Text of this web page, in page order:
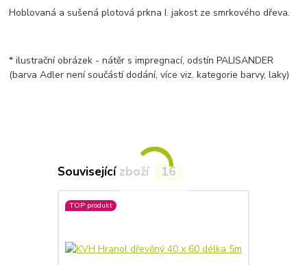
Hoblovaná a sušená plotová prkna I. jakost ze smrkového dřeva.
* ilustrační obrázek - nátěr s impregnací, odstín PALISANDER
(barva Adler není součástí dodání, více viz. kategorie barvy, laky)
Související zboží 16
TOP produkt